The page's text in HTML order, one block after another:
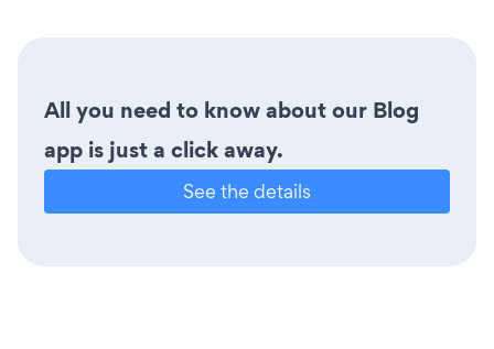
All you need to know about our Blog
app is just a click away.
See the details